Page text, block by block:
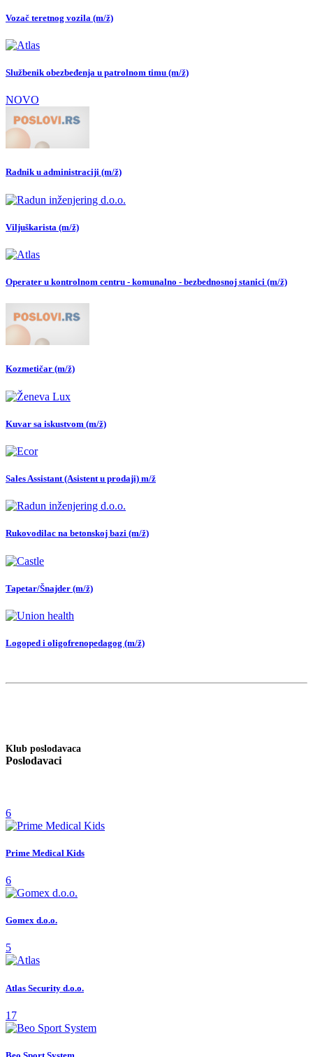
Vozač teretnog vozila (m/ž)
Službenik obezbeđenja u patrolnom timu (m/ž)
NOVO
Radnik u administraciji (m/ž)
Viljuškarista (m/ž)
Operater u kontrolnom centru - komunalno - bezbednosnoj stanici (m/ž)
Kozmetičar (m/ž)
Kuvar sa iskustvom (m/ž)
Sales Assistant (Asistent u prodaji) m/ž
Rukovodilac na betonskoj bazi (m/ž)
Tapetar/Šnajder (m/ž)
Logoped i oligofrenopedagog (m/ž)
Klub poslodavaca
Poslodavaci
6
Prime Medical Kids
6
Gomex d.o.o.
5
Atlas Security d.o.o.
17